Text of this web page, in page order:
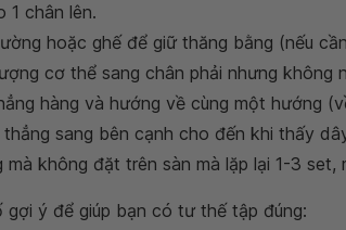
1 chân lên.
hoặc ghế để giữ thăng bằng (nếu
cơ thể sang chân phải nhưng không
hàng và hướng về cùng một hướng
thẳng sang bên cạnh cho đến khi thấy
mà không đặt trên sàn mà lặp lại 1-3 set,
gợi ý để giúp bạn có tư thế tập đúng: